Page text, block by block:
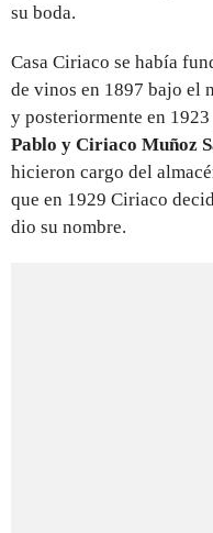
su boda.
Casa Ciriaco se había
de vinos en 1897 bajo el
y posteriormente en 1923
Pablo y Ciriaco Muñoz
hicieron cargo del
que en 1929 Ciriaco
dio su nombre.